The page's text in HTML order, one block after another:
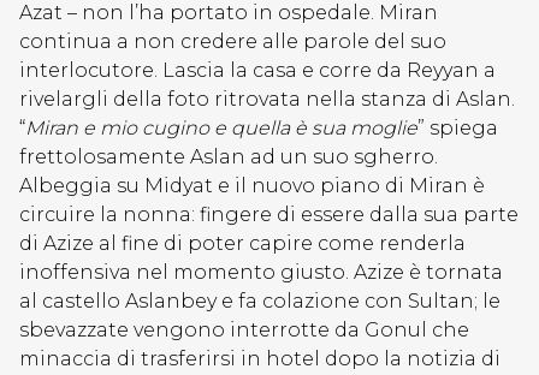
Azat – non l’ha portato in ospedale. Miran
continua a non credere alle parole del suo
interlocutore. Lascia la casa e corre da Reyyan a
rivelargli della foto ritrovata nella stanza di Aslan.
“Miran e mio cugino e quella è sua moglie” spiega
frettolosamente Aslan ad un suo sgherro.
Albeggia su Midyat e il nuovo piano di Miran è
circuire la nonna: fingere di essere dalla sua parte
di Azize al fine di poter capire come renderla
inoffensiva nel momento giusto. Azize è tornata
al castello Aslanbey e fa colazione con Sultan; le
sbevazzate vengono interrotte da Gonul che
minaccia di trasferirsi in hotel dopo la notizia di